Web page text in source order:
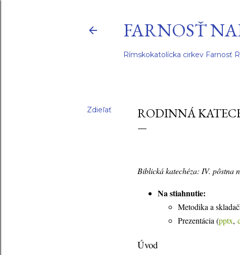
FARNOSŤ
Rímskokatolícka cirkev Farnosť
Zdieľať RODINNÁ
Biblická katechéza: IV. pôstna
Na stiahnutie:
Metodika a
Prezentácia (pptx,
Úvod